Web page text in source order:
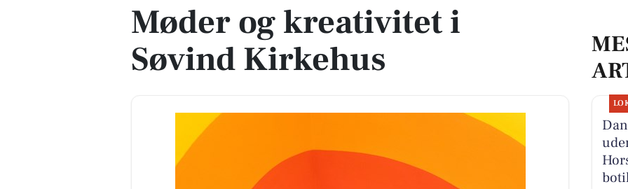
Møder og kreativitet i
Søvind Kirkehus